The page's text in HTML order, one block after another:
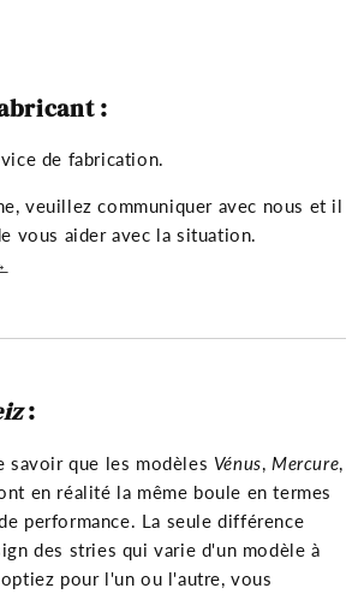
:
de fabrication.
veuillez communiquer avec nous et il
vous aider avec la situation.
:
savoir que les modèles Vénus, Mercure,
en réalité la même boule en termes
performance. La seule différence
des stries qui varie d'un modèle à
pour l'un ou l'autre, vous